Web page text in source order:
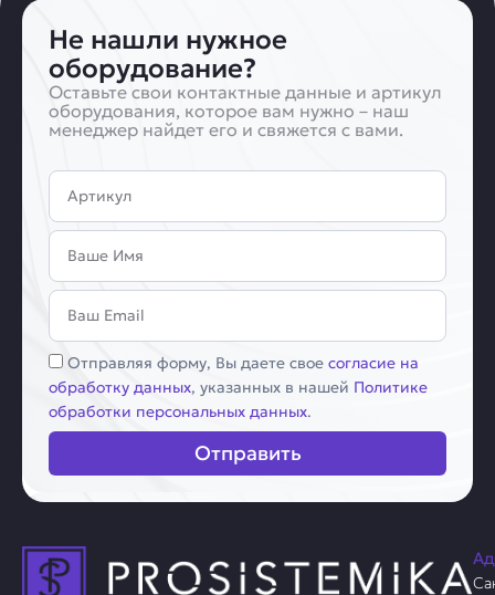
Не нашли нужное
оборудование?
Оставьте свои контактные данные и артикул
оборудования, которое вам нужно – наш
менеджер найдет его и свяжется с вами.
Артикул
Имя
Email
Соглашение
Отправляя форму, Вы даете свое согласие на
обработку данных, указанных в нашей Политике
обработки персональных данных.
Отправить